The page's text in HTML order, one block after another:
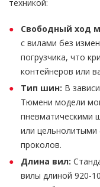
техникой:
Свободный ход
с вилами без
погрузчика, что
контейнеров или
Тип шин: В
Тюмени модели
пневматическими
или цельнолитыми
проколов.
Длина вил:
вилы длиной 920-